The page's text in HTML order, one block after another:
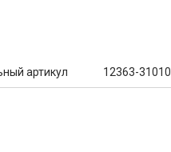
артикул 12363-31010